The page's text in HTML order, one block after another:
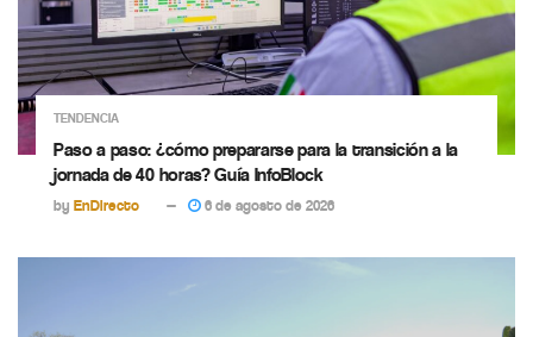
TENDENCIA
Paso a paso: ¿cómo prepararse para la transición a la
jornada de 40 horas? Guía InfoBlock
by EnDirecto 6 de agosto de 2026